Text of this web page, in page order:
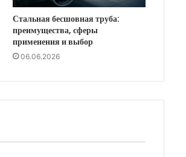
Стальная бесшовная труба:
преимущества, сферы
применения и выбор
06.06.2026